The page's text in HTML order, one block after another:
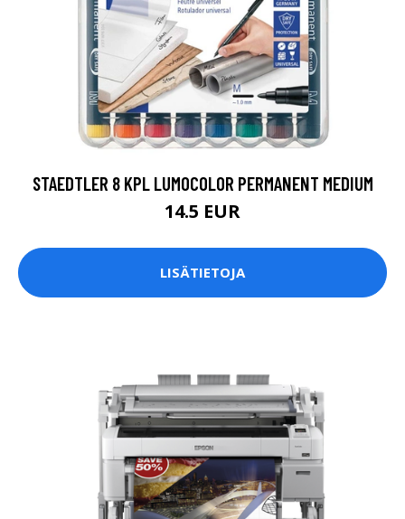
STAEDTLER 8 KPL LUMOCOLOR PERMANENT MEDIUM
14.5 EUR
LISÄTIETOJA